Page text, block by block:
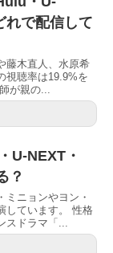
れで配信して
藤木直人、水原希
視聴率は19.9%を
が親の...
U-NEXT・
？
ミニョンやヨン・
しています。 性格
スドラマ「...